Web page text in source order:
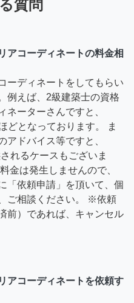
質問
アコーディネートの料金相
ーディネートをしてもらい
例えば、2級建築士の資格
ネーターさんですと、
どとなっております。 ま
アドバイス等ですと、
れるケースもございま
金は発生しませんので、
「依頼申請」を頂いて、個
ご相談ください。 ※依頼
前）であれば、キャンセル
アコーディネートを依頼す